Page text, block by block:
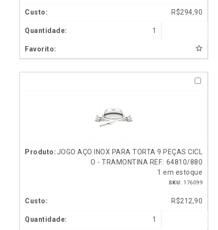
R$294,90
1
JOGO AÇO INOX PARA TORTA 9 PEÇAS CICL
O - TRAMONTINA REF.: 64810/880
1 em estoque
SKU: 176099
R$212,90
1